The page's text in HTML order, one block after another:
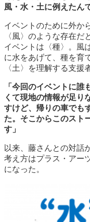
風・水・土に例えたん
イベントのために外か
〈風〉のような存在だ
イベントは〈種〉。風
に水をあげて、種を育
〈土〉を理解する支援
「今回のイベントに
くて現地の情報が足り
すけど、帰りの車でも
た。そこからこのスト
す」
以来、藤さんとの対話
考え方はプラス・アー
になった。